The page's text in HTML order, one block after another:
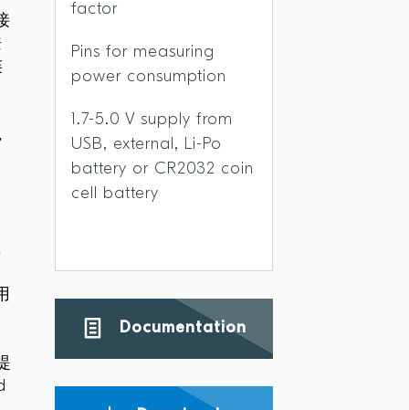
factor
Pins for measuring
power consumption
1.7-5.0 V supply from
USB, external, Li-Po
battery or CR2032 coin
cell battery
Documentation